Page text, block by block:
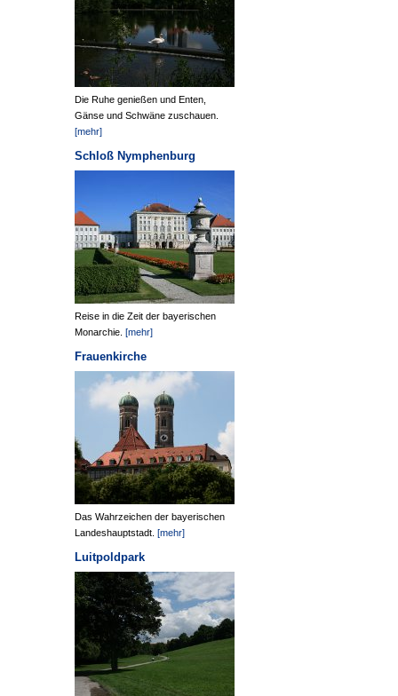
Die Ruhe genießen und Enten,
Gänse und Schwäne zuschauen.
[mehr]
Schloß Nymphenburg
Reise in die Zeit der bayerischen
Monarchie. [mehr]
Frauenkirche
Das Wahrzeichen der bayerischen
Landeshauptstadt. [mehr]
Luitpoldpark